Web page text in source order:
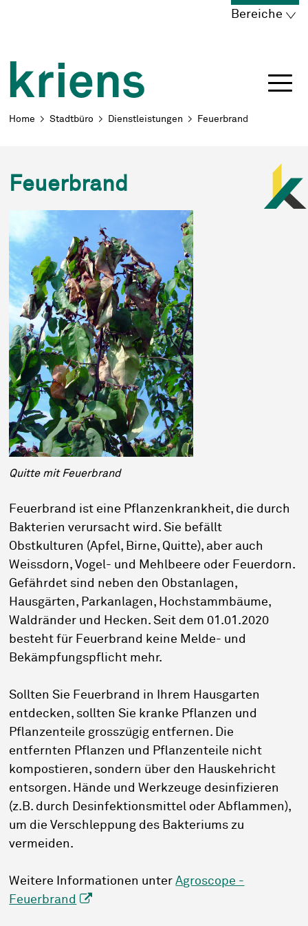
Navigieren in Kriens
Bereiche
Breadcrumb
Home Stadtbüro Dienstleistungen Feuerbrand
Feuerbrand
Quitte mit Feuerbrand
Feuerbrand ist eine Pflanzenkrankheit, die durch
Bakterien verursacht wird. Sie befällt
Obstkulturen (Apfel, Birne, Quitte), aber auch
Weissdorn, Vogel- und Mehlbeere oder Feuerdorn.
Gefährdet sind neben den Obstanlagen,
Hausgärten, Parkanlagen, Hochstammbäume,
Waldränder und Hecken. Seit dem 01.01.2020
besteht für Feuerbrand keine Melde- und
Bekämpfungspflicht mehr.
Sollten Sie Feuerbrand in Ihrem Hausgarten
entdecken, sollten Sie kranke Pflanzen und
Pflanzenteile grosszügig entfernen. Die
entfernten Pflanzen und Pflanzenteile nicht
kompostieren, sondern über den Hauskehricht
entsorgen. Hände und Werkzeuge desinfizieren
(z.B. durch Desinfektionsmittel oder Abflammen),
um die Verschleppung des Bakteriums zu
vermeiden.
Weitere Informationen unterAgroscope -
Feuerbrand